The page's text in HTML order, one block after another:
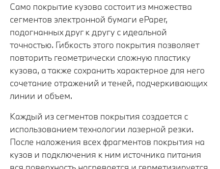
Само покрытие кузова состоит из множества
сегментов электронной бумаги ePaper,
подогнанных друг к другу c идеальной
точностью. Гибкость этого покрытия позволяет
повторить геометрически сложную пластику
кузова, а также сохранить характерное для него
сочетание отражений и теней, подчеркивающих
линии и объем.
Каждый из сегментов покрытия создается с
использованием технологии лазерной резки.
После наложения всех фрагментов покрытия на
кузов и подключения к ним источника питания